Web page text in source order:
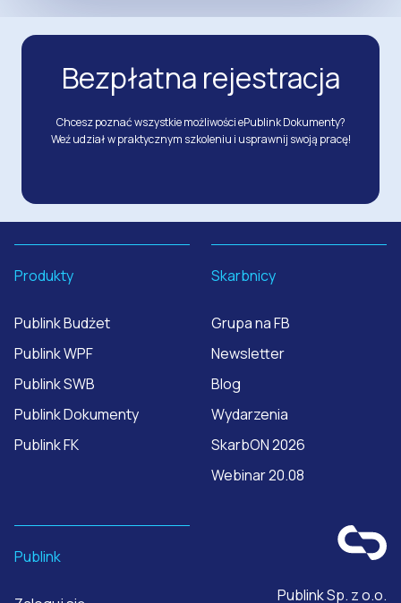
Bezpłatna rejestracja
Chcesz poznać wszystkie możliwości ePublink Dokumenty?
Weź udział w praktycznym szkoleniu i usprawnij swoją pracę!
Produkty
Publink Budżet
Publink WPF
Publink SWB
Publink Dokumenty
Publink FK
Skarbnicy
Grupa na FB
Newsletter
Blog
Wydarzenia
SkarbON 2026
Webinar 20.08
Publink
Publink Sp. z o.o.